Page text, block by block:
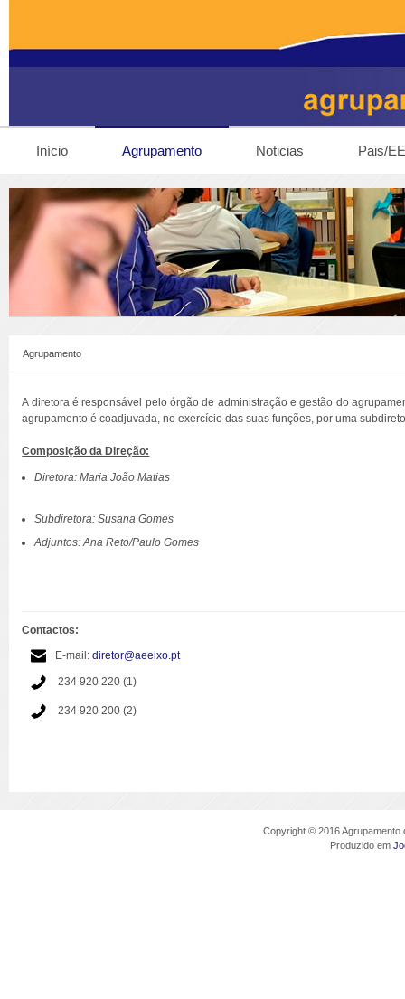
Início Agrupamento Noticias Pais/EE
Agrupamento
A diretora é responsável pelo órgão de administração e gestão do
agrupamento é coadjuvada, no exercício das suas funções, por uma
Composição da Direção:
Diretora: Maria João Matias
Subdiretora: Susana Gomes
Adjuntos: Ana Reto/Paulo Gomes
Contactos:
E-mail:diretor@aeeixo.pt
234 920 220 (1)
234 920 200 (2)
Copyright © 2016
Produzido em